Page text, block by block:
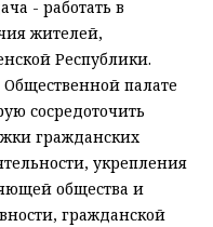
- работать в
жителей,
Республики.
палате
сосредоточить
гражданских
укрепления
общества и
гражданской